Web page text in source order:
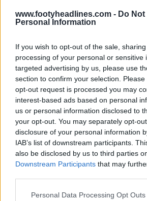
www.footyheadlines.com - Do
Personal Information
If you wish to opt-out of the sale,
processing of your personal or sensitive
targeted advertising by us, please use
section to confirm your selection.
opt-out request is processed you may
interest-based ads based on personal
us or personal information disclosed to
your opt-out. You may separately opt-
disclosure of your personal information
IAB’s list of downstream participants.
also be disclosed by us to third parties
Downstream Participants that may
Personal Data Processing Opt Outs
2025 en édition limitée